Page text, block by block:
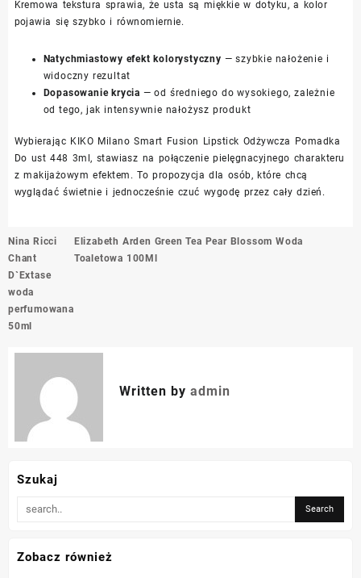
Kremowa tekstura sprawia, że usta są miękkie w dotyku, a kolor
pojawia się szybko i równomiernie.
Natychmiastowy efekt kolorystyczny — szybkie nałożenie i
widoczny rezultat
Dopasowanie krycia — od średniego do wysokiego, zależnie
od tego, jak intensywnie nałożysz produkt
Wybierając KIKO Milano Smart Fusion Lipstick Odżywcza Pomadka
Do ust 448 3ml, stawiasz na połączenie pielęgnacyjnego charakteru
z makijażowym efektem. To propozycja dla osób, które chcą
wyglądać świetnie i jednocześnie czuć wygodę przez cały dzień.
Nawigacja
wpisu
Nina Ricci
Chant
D`Extase
woda
perfumowana
50ml
Elizabeth Arden Green Tea Pear Blossom Woda
Toaletowa 100Ml
Written by admin
Szukaj
Zobacz również